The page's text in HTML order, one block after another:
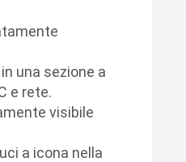
una sezione a
e rete.
visibile
a icona nella